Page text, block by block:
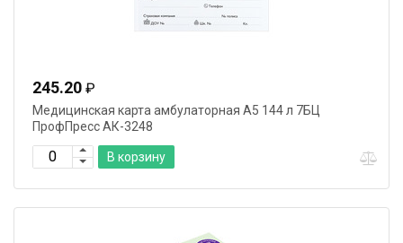
245.20 ₽
Медицинская карта амбулаторная А5 144 л 7БЦ
ПрофПресс АК-3248
В корзину